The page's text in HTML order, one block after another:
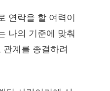
연락을 할 여력이
나의 기준에 맞춰
계를 종결하려